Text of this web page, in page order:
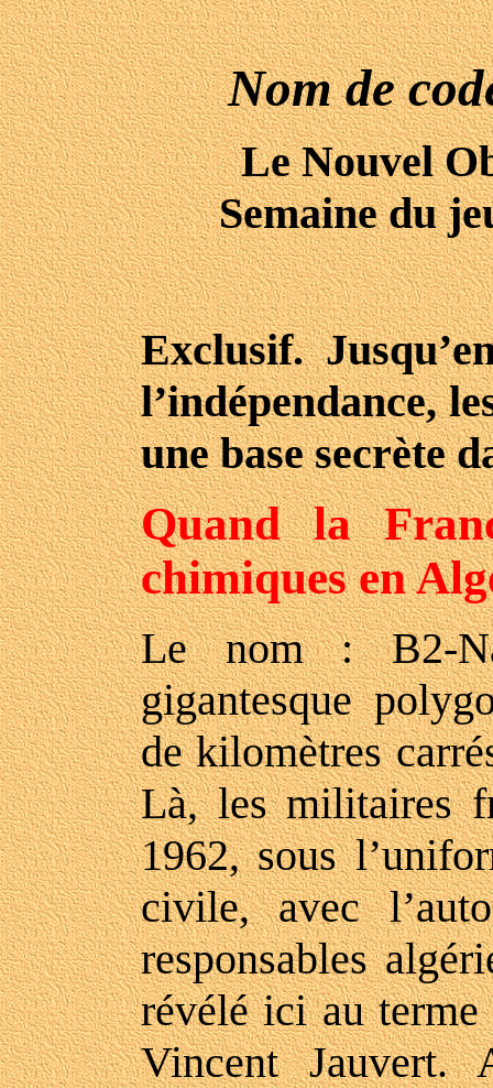
Nom de
Le Nouvel
Semaine du
Exclusif.
l’indépendance,
une base secrète
Quand la
chimiques en
Le nom : B2-
gigantesque
de kilomètres
Là, les militaires
1962, sous
civile, avec
responsables
révélé ici au terme
Vincent Jauvert.